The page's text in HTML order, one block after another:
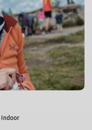
Indoor